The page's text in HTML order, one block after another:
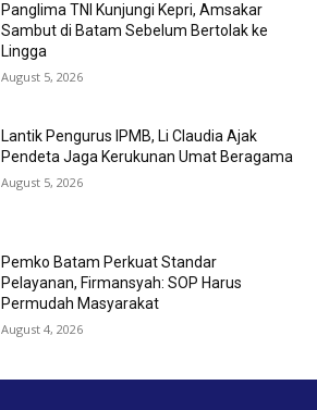
Panglima TNI Kunjungi Kepri, Amsakar
Sambut di Batam Sebelum Bertolak ke
Lingga
August 5, 2026
Lantik Pengurus IPMB, Li Claudia Ajak
Pendeta Jaga Kerukunan Umat Beragama
August 5, 2026
Pemko Batam Perkuat Standar
Pelayanan, Firmansyah: SOP Harus
Permudah Masyarakat
August 4, 2026